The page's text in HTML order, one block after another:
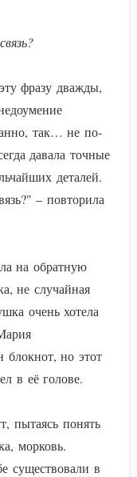
фразу дважды,
так… не по-
давала точные
деталей.
– повторила
на обратную
не случайная
очень хотела
блокнот, но этот
в её голове.
пытаясь понять
морковь.
существовали в